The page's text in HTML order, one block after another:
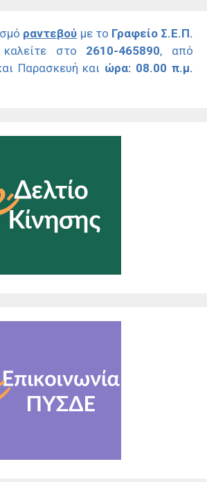
ραντεβού με το Γραφείο Σ.Ε.Π.
στο 2610-465890, από
Παρασκευή και ώρα: 08.00 π.μ.